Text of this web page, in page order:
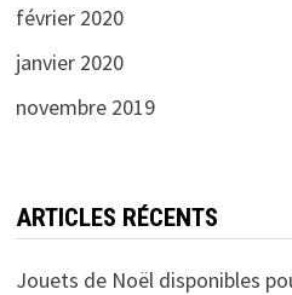
février 2020
janvier 2020
novembre 2019
ARTICLES RÉCENTS
Jouets de Noël disponibles